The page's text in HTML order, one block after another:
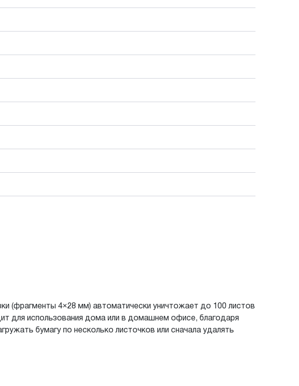
(фрагменты 4×28 мм) автоматически уничтожает до 100 листов
для использования дома или в домашнем офисе, благодаря
бумагу по несколько листочков или сначала удалять